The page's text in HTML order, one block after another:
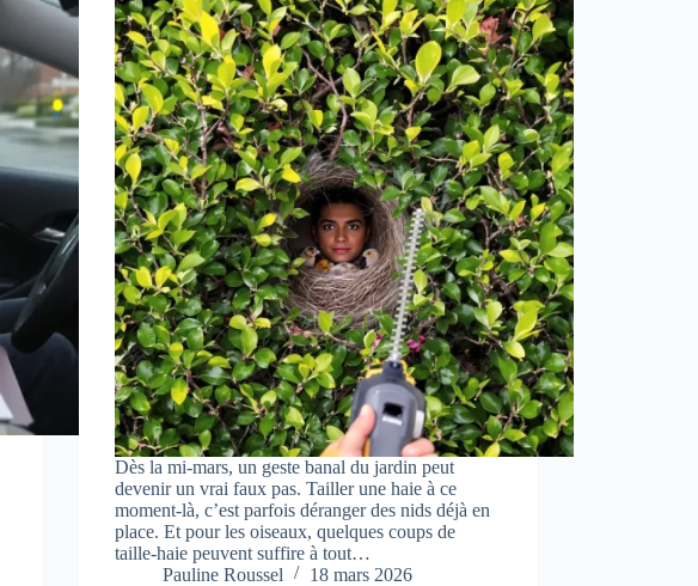
Dès la mi-mars, un geste banal du jardin peut
devenir un vrai faux pas. Tailler une haie à ce
moment-là, c’est parfois déranger des nids déjà en
place. Et pour les oiseaux, quelques coups de
taille-haie peuvent suffire à tout…
Pauline Roussel
18 mars 2026